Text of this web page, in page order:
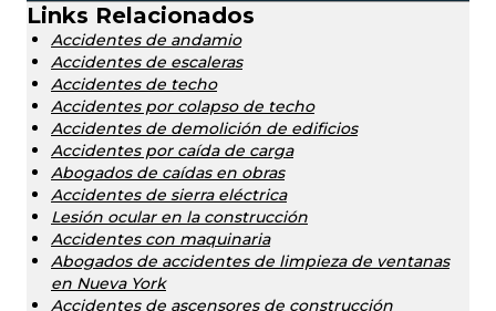
Links Relacionados
Accidentes de andamio
Accidentes de escaleras
Accidentes de techo
Accidentes por colapso de techo
Accidentes de demolición de edificios
Accidentes por caída de carga
Abogados de caídas en obras
Accidentes de sierra eléctrica
Lesión ocular en la construcción
Accidentes con maquinaria
Abogados de accidentes de limpieza de ventanas
en Nueva York
Accidentes de ascensores de construcción